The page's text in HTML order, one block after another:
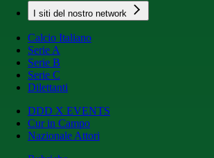
I siti del nostro network
Calcio Italiano
Serie A
Serie B
Serie C
Dilettanti
DDD X EVENTS
Cur in Campo
Nazionale Attori